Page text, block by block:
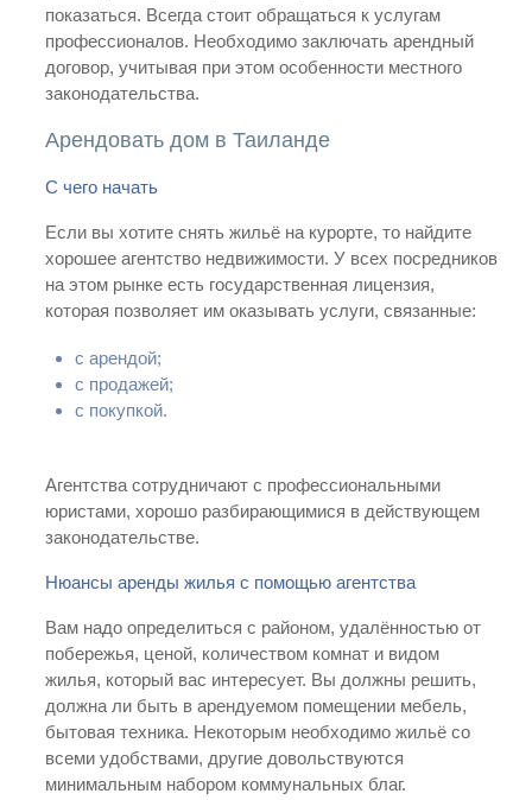
показаться. Всегда стоит обращаться к услугам
профессионалов. Необходимо заключать арендный
договор, учитывая при этом особенности местного
законодательства.
Арендовать дом в Таиланде
С чего начать
Если вы хотите снять жильё на курорте, то найдите
хорошее агентство недвижимости. У всех посредников
на этом рынке есть государственная лицензия,
которая позволяет им оказывать услуги, связанные:
c арендой;
c продажей;
c покупкой.
Агентства сотрудничают с профессиональными
юристами, хорошо разбирающимися в действующем
законодательстве.
Нюансы аренды жилья с помощью агентства
Вам надо определиться с районом, удалённостью от
побережья, ценой, количеством комнат и видом
жилья, который вас интересует. Вы должны решить,
должна ли быть в арендуемом помещении мебель,
бытовая техника. Некоторым необходимо жильё со
всеми удобствами, другие довольствуются
минимальным набором коммунальных благ.